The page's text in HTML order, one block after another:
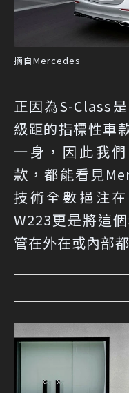
摘自Mercedes
正因為S-Class
級距的指標性車
一身，因此我
款，都能看見
技術全數挹注
W223更是將這
管在外在或內部